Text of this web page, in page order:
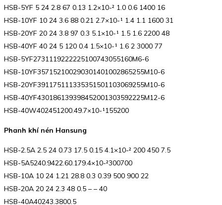
HSB-5YF 5 24 2.8 67 0.13 1.2×10-² 1.0 0.6 1400 16
HSB-10YF 10 24 3.6 88 0.21 2.7×10-¹ 1.4 1.1 1600 31
HSB-20YF 20 24 3.8 97 0.3 5.1×10-¹ 1.5 1.6 2200 48
HSB-40YF 40 24 5 120 0.4 1.5×10-¹ 1.6 2 3000 77
HSB-5YF2731119222225100743055160M6-6
HSB-10YF357152100290301401002865255M10-6
HSB-20YF391175111335351501103069255M10-6
HSB-40YF430186139398452001303592225M12-6
HSB-40W402451200.49.7×10-¹155200
Phanh khí nén Hansung
HSB-2.5A 2.5 24 0.73 17.5 0.15 4.1×10-² 200 450 7.5
HSB-5A5240.9422.60.179.4×10-²300700
HSB-10A 10 24 1.21 28.8 0.3 0.39 500 900 22
HSB-20A 20 24 2.3 48 0.5 – – 40
HSB-40A40243.3800.5